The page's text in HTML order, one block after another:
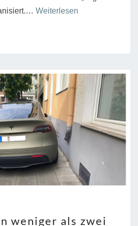
Weiterlesen
Köln-
Nippes”
WENIGER
weniger als zwei